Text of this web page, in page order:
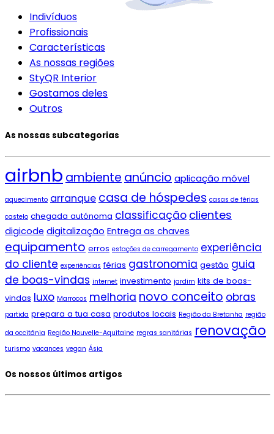
Indivíduos
Profissionais
Características
As nossas regiões
StyQR Interior
Gostamos deles
Outros
As nossas subcategorias
airbnb ambiente anúncio aplicação móvel
aquecimento arranque casa de hóspedes casas de férias
castelo chegada autónoma classificação clientes
digicode digitalização Entrega as chaves
equipamento erros estações de carregamento experiência
do cliente experiências férias gastronomia gestão guia
de boas-vindas internet investimento jardim kits de boas-
vindas luxo Marrocos melhoria novo conceito obras
partida prepara a tua casa produtos locais Região da Bretanha região
da occitânia Região Nouvelle-Aquitaine regras sanitárias renovação
turismo vacances vegan Ásia
Os nossos últimos artigos